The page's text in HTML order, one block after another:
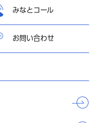
みなとコール
お問い合わせ